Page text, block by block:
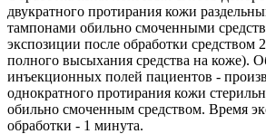
двукратного протирания кожи
тампонами обильно смоченными
экспозиции после обработки
полного высыхания средства на коже).
инъекционных полей пациентов -
однократного протирания кожи
обильно смоченным средством. Время
обработки - 1 минута.